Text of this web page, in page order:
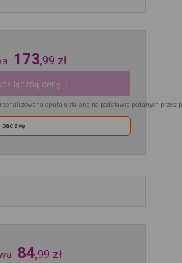
173,99 zł
łączną cenę
opłata ustalana na podstawie podanych przez
paczkę
84,99 zł